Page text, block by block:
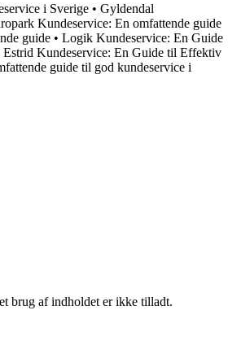
i Sverige • Gyldendal
Kundeservice: En omfattende guide
guide • Logik Kundeservice: En Guide
Estrid Kundeservice: En Guide til Effektiv
guide til god kundeservice i
brug af indholdet er ikke tilladt.